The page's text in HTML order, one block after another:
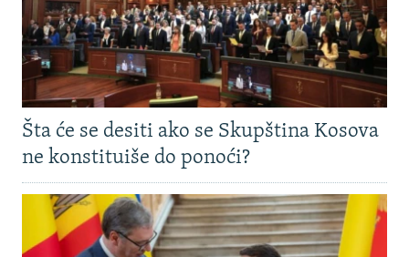
Šta će se desiti ako se Skupština Kosova
ne konstituiše do ponoći?